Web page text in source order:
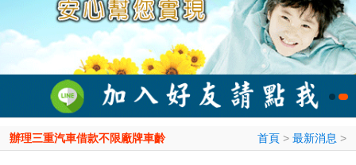
辦理三重汽車借款不限廠牌車齡 首頁 > 最新消息 >